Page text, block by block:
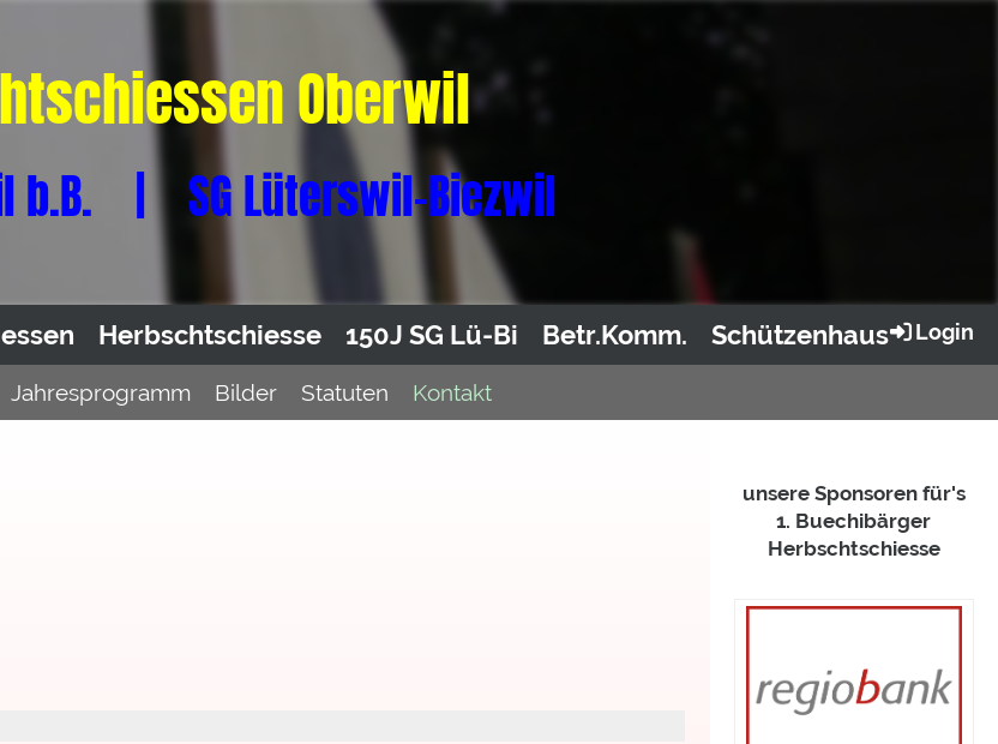
Oberwil
b.B. | SG Lüterswil-Biezwil
Herbschtschiesse 150J SG Lü-Bi Betr.Komm. Schützenhaus Login
Jahresprogramm Bilder Statuten Kontakt
unsere Sponsoren für's
1. Buechibärger
Herbschtschiesse